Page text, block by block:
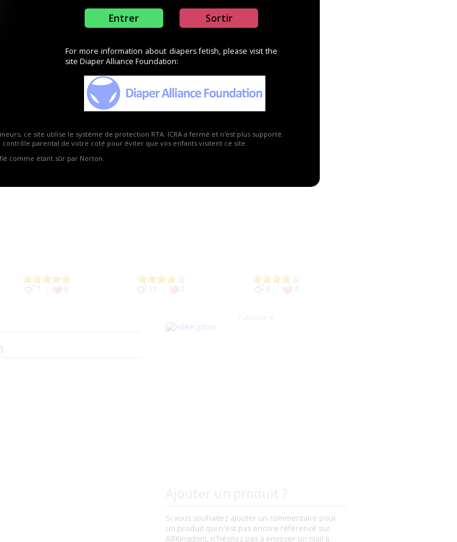
Entrer Sortir
For more information about diapers fetish, please visit the
site Diaper Alliance Foundation:
ce site utilise le système de protection RTA. ICRA a fermé et n'est plus supporté.
contrôle parental de votre coté pour éviter que vos enfants visitent ce site.
comme étant sûr par Norton.
7 8
ABU BareBum
11 7
ABU: PreSchool
8 4
Si vous souhaitez ajouter un commentaire pour
un produit qui n'est pas encore référencé sur
ABKingdom, n'hésitez pas à envoyer un mail à